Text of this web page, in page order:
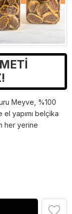
Meyve, %100
yapımı belçika
her yerine